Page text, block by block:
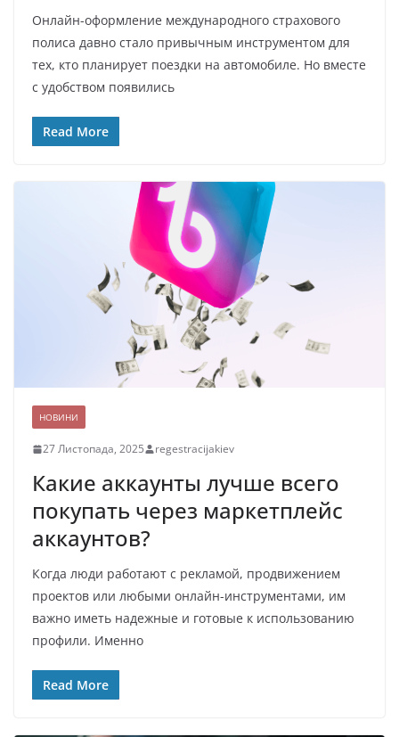
Онлайн-оформление международного страхового
полиса давно стало привычным инструментом для
тех, кто планирует поездки на автомобиле. Но вместе
с удобством появились
Read More
НОВИНИ
27 Листопада, 2025 regestracijakiev
Какие аккаунты лучше всего
покупать через маркетплейс
аккаунтов?
Когда люди работают с рекламой, продвижением
проектов или любыми онлайн-инструментами, им
важно иметь надежные и готовые к использованию
профили. Именно
Read More